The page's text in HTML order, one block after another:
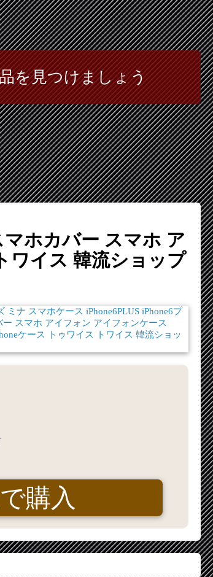
を見つけましょう
ホカバー スマホ ア
ワイス 韓流ショップ
購入